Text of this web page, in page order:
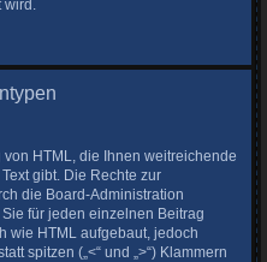
wird.
HTML, die Ihnen weitreichende
gibt. Die Rechte zur
die Board-Administration
für jeden einzelnen Beitrag
wie HTML aufgebaut, jedoch
spitzen („<“ und „>“) Klammern